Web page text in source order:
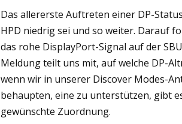
Das allererste Auftreten einer DP-
HPD niedrig sei und so weiter. Darauf
das rohe DisplayPort-Signal auf der
Meldung teilt uns mit, auf welche DP-
wenn wir in unserer Discover Modes-
behaupten, eine zu unterstützen, gibt
gewünschte Zuordnung.